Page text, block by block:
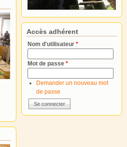
Accès adhérent
Nom d'utilisateur *
Mot de passe *
Demander un nouveau mot
de passe